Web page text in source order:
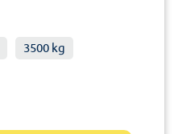
3500 kg